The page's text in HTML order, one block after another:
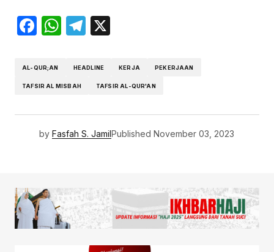
Facebook
WhatsApp
Telegram
AL-QUR;AN HEADLINE KERJA PEKERJAAN
TAFSIR AL MISBAH TAFSIR AL-QUR'AN
by Fasfah S. JamilPublished November 03, 2023